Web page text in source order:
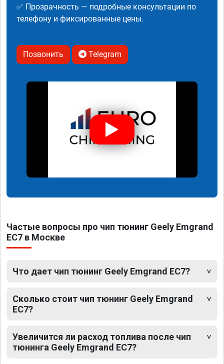
✅ Прозрачность — подробные консультации по
телефону и фиксированные цены.
Позвонить Telegram
Частые вопросы про чип тюнинг Geely Emgrand
EC7 в Москве
Что дает чип тюнинг Geely Emgrand EC7?
Сколько стоит чип тюнинг Geely Emgrand
EC7?
Увеличится ли расход топлива после чип
тюнинга Geely Emgrand EC7?